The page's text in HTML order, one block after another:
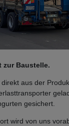
zur Baustelle.
aus der
gesichert.
wird von uns